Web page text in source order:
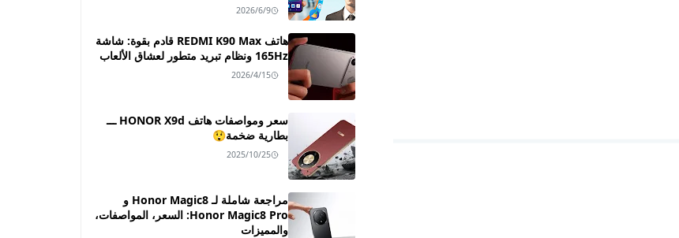
2026/6/9
هاتف REDMI K90 Max قادم بقوة: شاشة
165Hz ونظام تبريد متطور لعشاق الألعاب
2026/4/15
سعر ومواصفات هاتف HONOR X9d ـــ
بطارية ضخمة😲
2025/10/25
مراجعة شاملة لـ Honor Magic8 و
Honor Magic8 Pro: السعر، المواصفات،
والمميزات